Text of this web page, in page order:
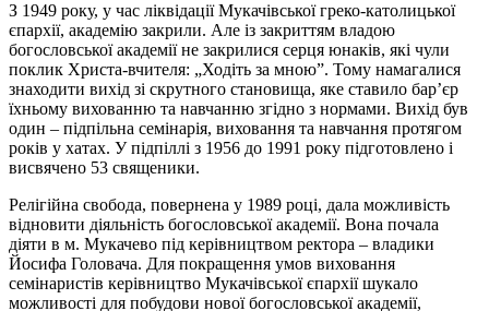
З 1949 року, у час ліквідації Мукачівської греко-католицької
єпархії, академію закрили. Але із закриттям владою
богословської академії не закрилися серця юнаків, які чули
поклик Христа-вчителя: „Ходіть за мною”. Тому намагалися
знаходити вихід зі скрутного становища, яке ставило бар’єр
їхньому вихованню та навчанню згідно з нормами. Вихід був
один – підпільна семінарія, виховання та навчання протягом
років у хатах. У підпіллі з 1956 до 1991 року підготовлено і
висвячено 53 священики.
Релігійна свобода, повернена у 1989 році, дала можливість
відновити діяльність богословської академії. Вона почала
діяти в м. Мукачево під керівництвом ректора – владики
Йосифа Головача. Для покращення умов виховання
семінаристів керівництво Мукачівської єпархії шукало
можливості для побудови нової богословської академії,